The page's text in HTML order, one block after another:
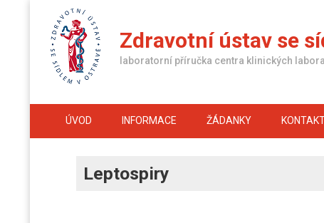
content
Zdravotní ústav se
laboratorní příručka centra klinických
ÚVOD INFORMACE ŽÁDANKY
Leptospiry